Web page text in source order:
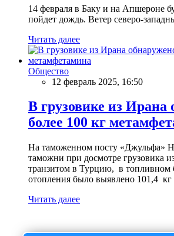
14 февраля в Баку и на Апшероне
пойдет дождь. Ветер северо-
Читать далее
Общество
12 февраль 2025, 16:50
В грузовике из Ирана
более 100 кг
На таможенном посту «Джульфа»
таможни при досмотре грузовика
транзитом в Турцию, в топливном
отопления было выявлено 101,4
Читать далее